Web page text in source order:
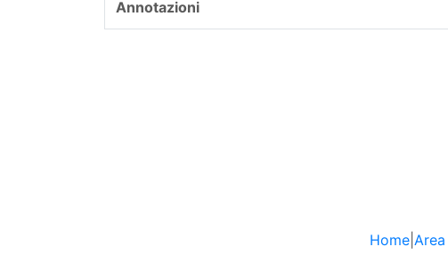
Annotazioni
Home